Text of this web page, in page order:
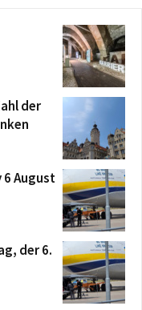
der
6 August
der 6.